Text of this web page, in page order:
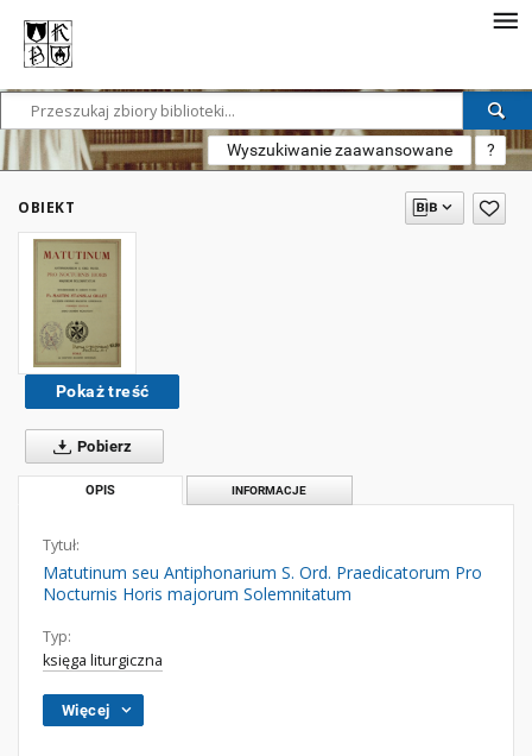
Wyszukiwanie zaawansowane ?
OBIEKT
Pokaż treść
Pobierz
OPIS INFORMACJE
Tytuł:
Matutinum seu Antiphonarium S. Ord. Praedicatorum Pro
Nocturnis Horis majorum Solemnitatum
Typ:
księga liturgiczna
Więcej